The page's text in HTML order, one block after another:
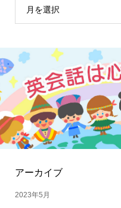
月を選択
アーカイブ
2023年5月